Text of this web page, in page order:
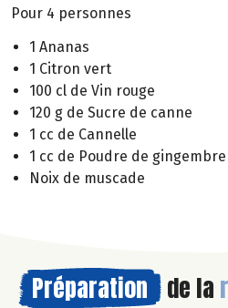
Pour 4 personnes
1 Ananas
1 Citron vert
100 cl de Vin rouge
120 g de Sucre de canne
1 cc de Cannelle
1 cc de Poudre de gingembre
Noix de muscade
Préparation de la